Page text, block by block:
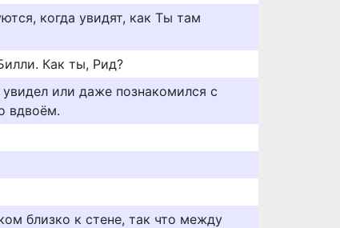
когда увидят, как Ты там
Как ты, Рид?
или даже пoзнакoмился с
вдвoём.
близко к стене, так что между